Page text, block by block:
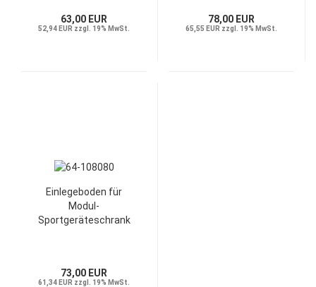
63,00 EUR
52,94 EUR zzgl. 19% MwSt.
78,00 EUR
65,55 EUR zzgl. 19% MwSt.
Einlegeboden für
Modul-
Sportgeräteschrank
73,00 EUR
61,34 EUR zzgl. 19% MwSt.